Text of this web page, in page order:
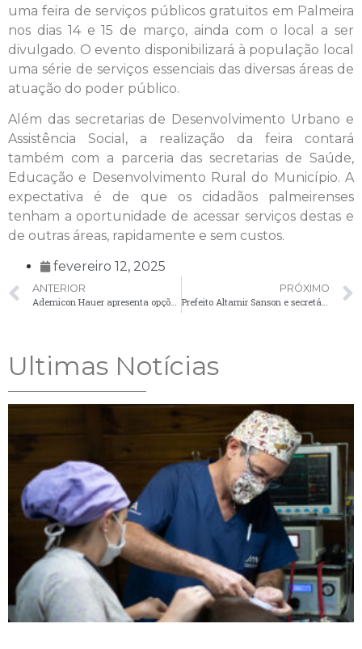
uma feira de serviços públicos gratuitos em Palmeira
nos dias 14 e 15 de março, ainda com o local a ser
divulgado. O evento disponibilizará à população local
uma série de serviços essenciais das diversas áreas de
atuação do poder público.
Além das secretarias de Desenvolvimento Urbano e
Assistência Social, a realização da feira contará
também com a parceria das secretarias de Saúde,
Educação e Desenvolvimento Rural do Município. A
expectativa é de que os cidadãos palmeirenses
tenham a oportunidade de acessar serviços destas e
de outras áreas, rapidamente e sem custos.
fevereiro 12, 2025
ANTERIOR
Ademicon Hauer apresenta opções de consórcio para empresários do município
PRÓXIMO
Prefeito Altamir Sanson e secretária da saúde Kamila Oliveira Sanson reúnem-se com enfermeiros para definir metas
Ultimas Notícias